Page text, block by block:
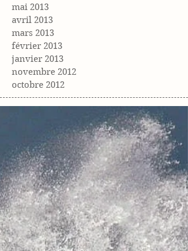
mai 2013
avril 2013
mars 2013
février 2013
janvier 2013
novembre 2012
octobre 2012